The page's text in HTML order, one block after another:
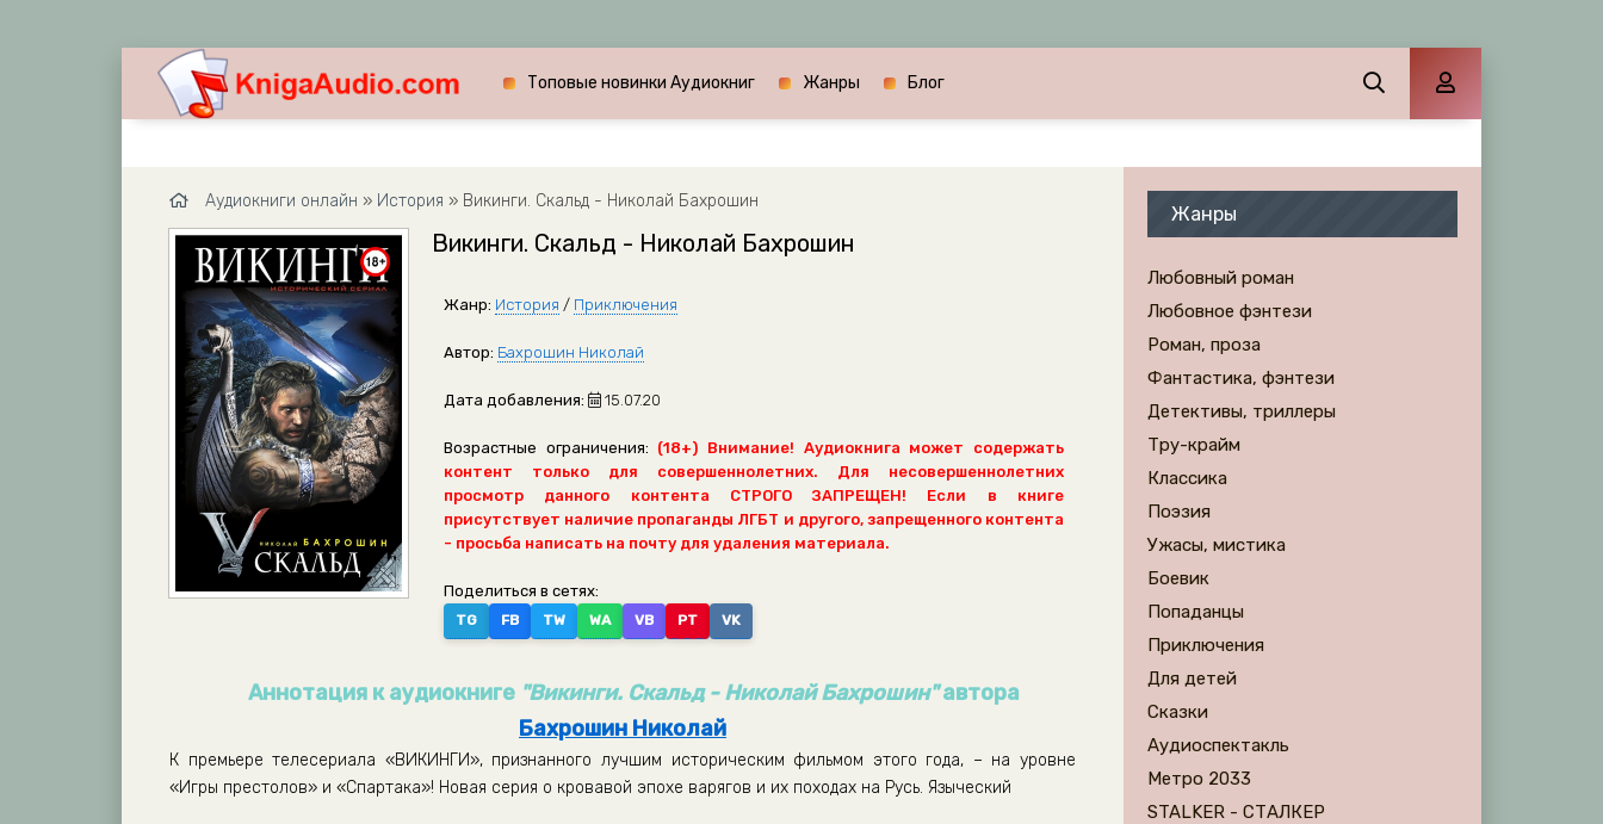
Топовые новинки Аудиокниг Жанры Блог
Аудиокниги онлайн » История » Викинги. Скальд - Николай Бахрошин
Викинги. Скальд - Николай Бахрошин
Жанр: История / Приключения
Автор: Бахрошин Николай
Дата добавления: 15.07.20
Возрастные ограничения: (18+) Внимание! Аудиокнига может содержать
контент только для совершеннолетних. Для несовершеннолетних
просмотр данного контента СТРОГО ЗАПРЕЩЕН! Если в книге
присутствует наличие пропаганды ЛГБТ и другого, запрещенного контента
- просьба написать на почту для удаления материала.
Поделиться в сетях:
TG FB TW WA VB PT VK
Аннотация к аудиокниге "Викинги. Скальд - Николай Бахрошин"автора
Бахрошин Николай
К премьере телесериала «ВИКИНГИ», признанного лучшим историческим фильмом этого года, – на уровне
«Игры престолов» и «Спартака»! Новая серия о кровавой эпохе варягов и их походах на Русь. Языческий
Жанры
Любовный роман
Любовное фэнтези
Роман, проза
Фантастика, фэнтези
Детективы, триллеры
Тру-крайм
Классика
Поэзия
Ужасы, мистика
Боевик
Попаданцы
Приключения
Для детей
Сказки
Аудиоспектакль
Метро 2033
STALKER - СТАЛКЕР